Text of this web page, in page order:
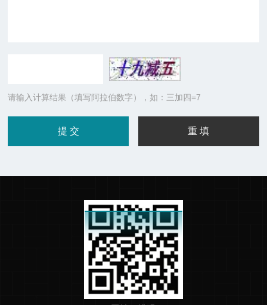
请输入计算结果（填写阿拉伯数字），如：三加四=7